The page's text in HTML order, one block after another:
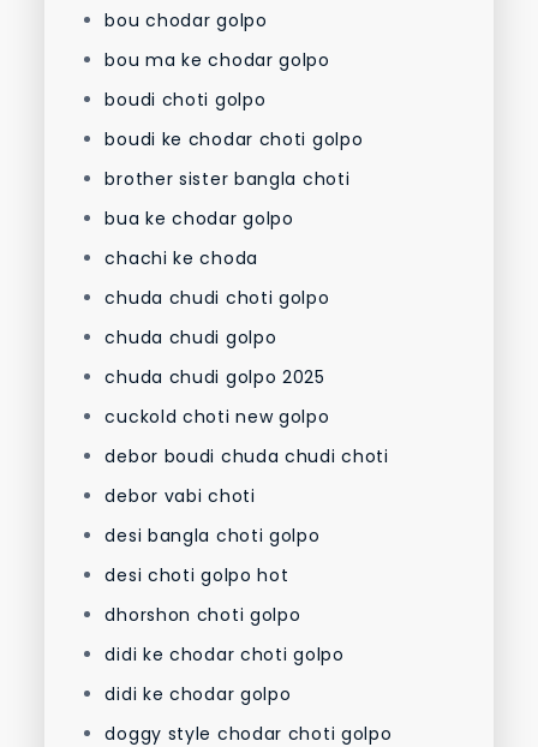
bou chodar golpo
bou ma ke chodar golpo
boudi choti golpo
boudi ke chodar choti golpo
brother sister bangla choti
bua ke chodar golpo
chachi ke choda
chuda chudi choti golpo
chuda chudi golpo
chuda chudi golpo 2025
cuckold choti new golpo
debor boudi chuda chudi choti
debor vabi choti
desi bangla choti golpo
desi choti golpo hot
dhorshon choti golpo
didi ke chodar choti golpo
didi ke chodar golpo
doggy style chodar choti golpo